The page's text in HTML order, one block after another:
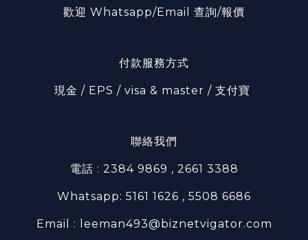
歡迎 Whatsapp/Email 查詢/報價
付款服務方式
現金 / EPS / visa & master / 支付寶
聯絡我們
電話 : 2384 9869 , 2661 3388
Whatsapp: 5161 1626 , 5508 6686
Email : leeman493@biznetvigator.com